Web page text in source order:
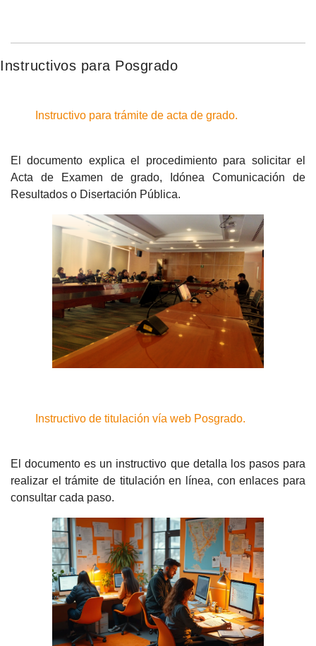
Instructivos para Posgrado
Instructivo para trámite de acta de grado.
El documento explica el procedimiento para solicitar el
Acta de Examen de grado, Idónea Comunicación de
Resultados o Disertación Pública.
Instructivo de titulación vía web Posgrado.
El documento es un instructivo que detalla los pasos para
realizar el trámite de titulación en línea, con enlaces para
consultar cada paso.